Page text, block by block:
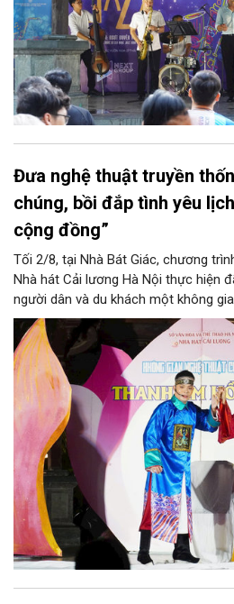
Đưa nghệ thuật truyền
chúng, bồi đắp tình yêu
cộng đồng”
Tối 2/8, tại Nhà Bát Giác, chương
Nhà hát Cải lương Hà Nội thực hiện
người dân và du khách một không
những làn điệu cải lương, ca cổ, tân
hòa quyện trong không gian của
biệt, chương trình có sự giao lưu của
phương Nam, góp phần tạo nên
cảm xúc.